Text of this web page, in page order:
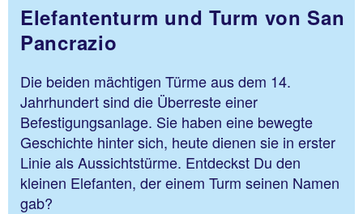
Elefantenturm und Turm von San
Pancrazio
Die beiden mächtigen Türme aus dem 14.
Jahrhundert sind die Überreste einer
Befestigungsanlage. Sie haben eine bewegte
Geschichte hinter sich, heute dienen sie in erster
Linie als Aussichtstürme. Entdeckst Du den
kleinen Elefanten, der einem Turm seinen Namen
gab?